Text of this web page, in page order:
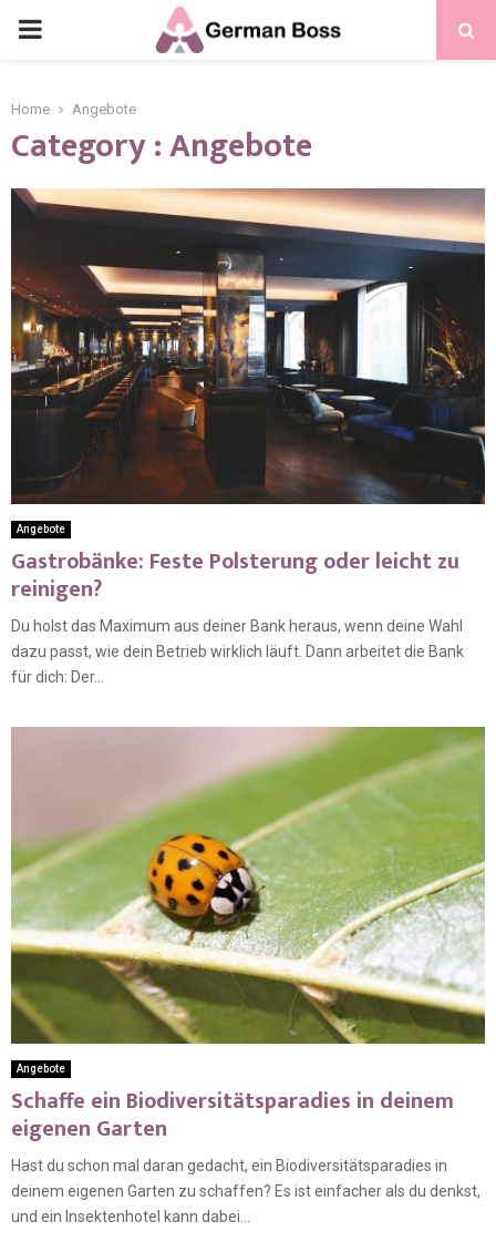
Home Angebote
Category : Angebote
Angebote
Gastrobänke: Feste Polsterung oder leicht zu
reinigen?
Du holst das Maximum aus deiner Bank heraus, wenn deine Wahl
dazu passt, wie dein Betrieb wirklich läuft. Dann arbeitet die Bank
für dich: Der...
Angebote
Schaffe ein Biodiversitätsparadies in deinem
eigenen Garten
Hast du schon mal daran gedacht, ein Biodiversitätsparadies in
deinem eigenen Garten zu schaffen? Es ist einfacher als du denkst,
und ein Insektenhotel kann dabei...